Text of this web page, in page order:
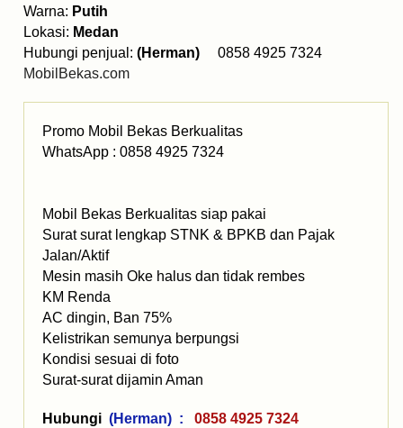
Warna: Putih
Lokasi: Medan
Hubungi penjual: (Herman) 0858 4925 7324
MobilBekas.com
Promo Mobil Bekas Berkualitas
WhatsApp : 0858 4925 7324
Mobil Bekas Berkualitas siap pakai
Surat surat lengkap STNK & BPKB dan Pajak
Jalan/Aktif
Mesin masih Oke halus dan tidak rembes
KM Renda
AC dingin, Ban 75%
Kelistrikan semunya berpungsi
Kondisi sesuai di foto
Surat-surat dijamin Aman
Hubungi (Herman) :
0858 4925 7324